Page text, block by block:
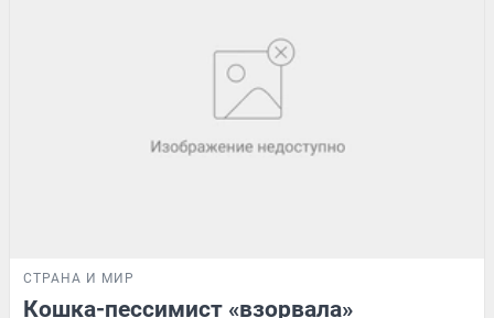
СТРАНА И МИР
Кошка-пессимист «взорвала»